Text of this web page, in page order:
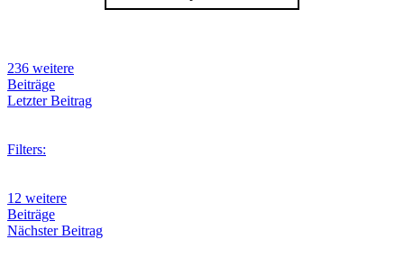
236 weitere
Beiträge
Letzter Beitrag
Filters:
12 weitere
Beiträge
Nächster Beitrag